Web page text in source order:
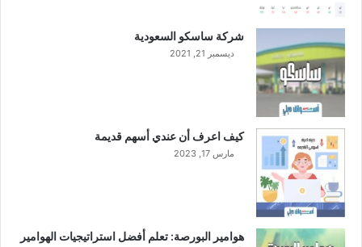
شركة ساسكو السعودية
ديسمبر 21, 2021
كيف اعرف أن عندي أسهم قديمة
مارس 17, 2023
هوامير البورصة: تعلم أفضل استراتيجيات الهوامير